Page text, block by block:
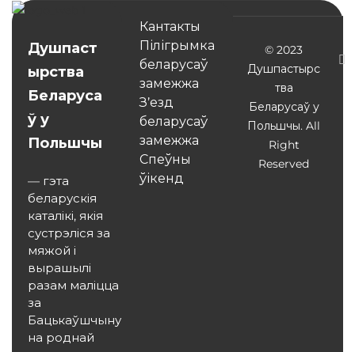
Душпаст
ырства
Беларуса
ў у
Польшчы
— гэта
беларускія
каталікі, якія
сустрэліся за
мяжой і
вырашылі
разам маліцца
за
Бацькаўшчыну
на роднай
Кантакты
Пілігрымка
беларусаў
замежжа
З’езд
беларусаў
замежжа
Спеўны
ўікенд
© 2023
Душпастырс
тва
Беларусаў у
Польшчы. All
Right
Reserved